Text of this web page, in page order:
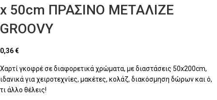
x 50cm ΠΡΑΣΙΝΟ ΜΕΤΑΛΙΖΕ
GROOVY
0,36€
Χαρτί γκοφρέ σε διαφορετικά χρώματα, με διαστάσεις 50x200cm,
ιδανικά για χειροτεχνίες, μακέτες, κολάζ, διακόσμηση δώρων και ό,
τι άλλο θέλεις!